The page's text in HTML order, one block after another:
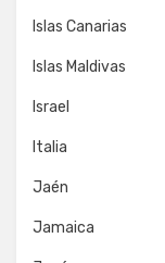
Islas Canarias
Islas Maldivas
Israel
Italia
Jaén
Jamaica